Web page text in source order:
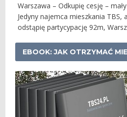
Warszawa – Odkupię cesję –
Jedyny najemca mieszkania TBS,
odstąpię partycypację 92m,
EBOOK: JAK OTRZYMAĆ